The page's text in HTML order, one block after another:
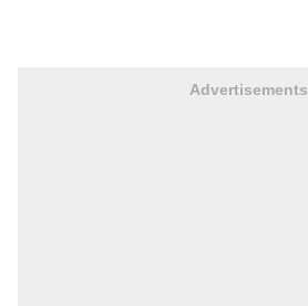
Advertisements